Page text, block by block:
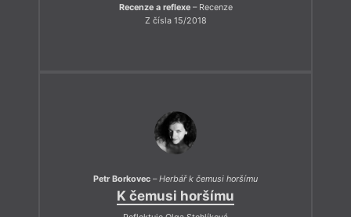
Recenze a reflexe– Recenze
Z čísla 15/2018
Petr Borkovec –Herbář k čemusi horšímu
K čemusi horšímu